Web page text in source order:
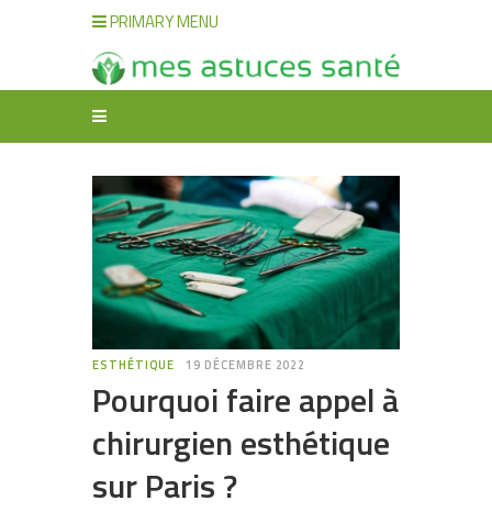
PRIMARY MENU
ESTHÉTIQUE 19 DÉCEMBRE 2022
Pourquoi faire appel à
chirurgien esthétique
sur Paris ?